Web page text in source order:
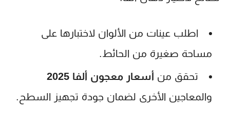
اطلب عينات من الألوان لاختبارها على
مساحة صغيرة من الحائط.
تحقق من أسعار معجون ألفا 2025
والمعاجين الأخرى لضمان جودة تجهيز السطح.